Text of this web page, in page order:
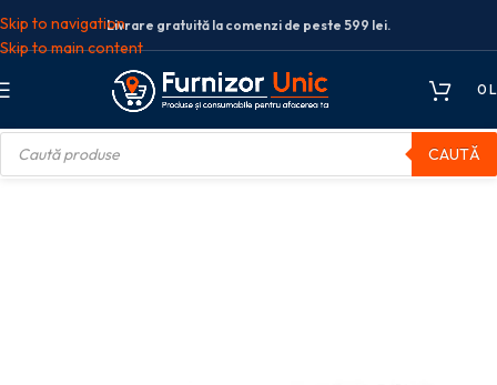
Skip to navigation
Skip to main content
Livrare gratuită la comenzi de peste 599 lei.
0
CAUTĂ
si papetarie